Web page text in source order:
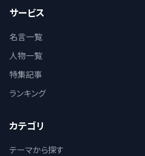
サービス
名言一覧
人物一覧
特集記事
ランキング
カテゴリ
テーマから探す